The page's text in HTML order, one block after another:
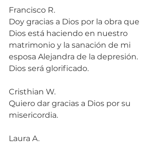
Francisco R.
Doy gracias a Dios por la obra que
Dios está haciendo en nuestro
matrimonio y la sanación de mi
esposa Alejandra de la depresión.
Dios será glorificado.
Cristhian W.
Quiero dar gracias a Dios por su
misericordia.
Laura A.